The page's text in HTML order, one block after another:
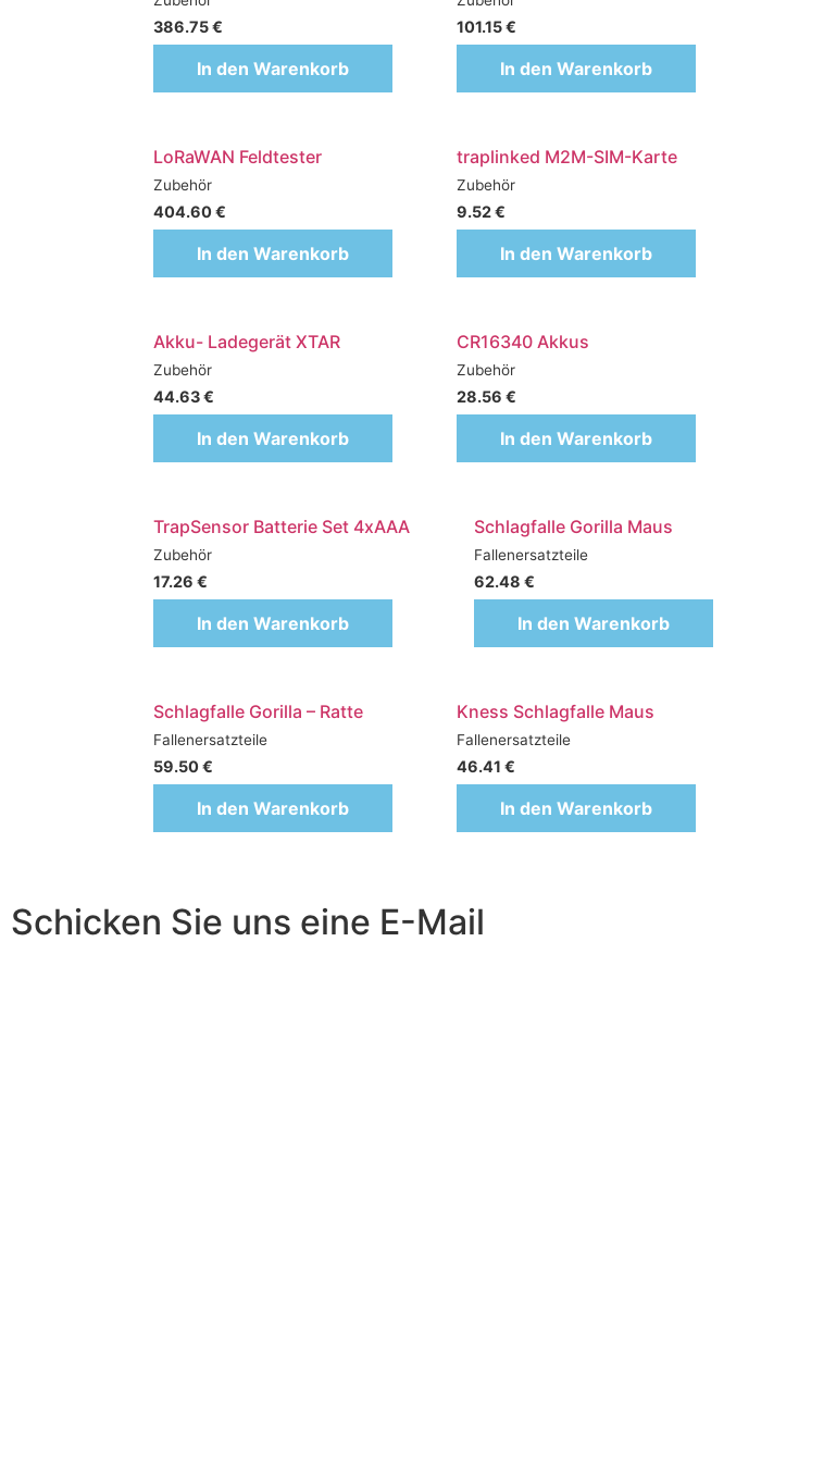
386.75€
In den Warenkorb
101.15€
In den Warenkorb
LoRaWAN Feldtester
Zubehör
404.60€
In den Warenkorb
traplinked M2M-SIM-Karte
Zubehör
9.52€
In den Warenkorb
Akku- Ladegerät XTAR
Zubehör
44.63€
In den Warenkorb
CR16340 Akkus
Zubehör
28.56 €
In den Warenkorb
TrapSensor Batterie Set 4xAAA
Zubehör
17.26€
In den Warenkorb
Schlagfalle Gorilla Maus
Fallenersatzteile
62.48 €
In den Warenkorb
Schlagfalle Gorilla – Ratte
Fallenersatzteile
59.50€
In den Warenkorb
Kness Schlagfalle Maus
Fallenersatzteile
46.41 €
In den Warenkorb
Schicken Sie uns eine E-Mail